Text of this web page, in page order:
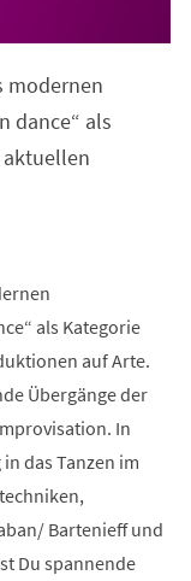
modernen
dance“ als
aktuellen
als Kategorie
auf Arte.
Übergänge der
In
das Tanzen im
Bartenieff und
Du spannende